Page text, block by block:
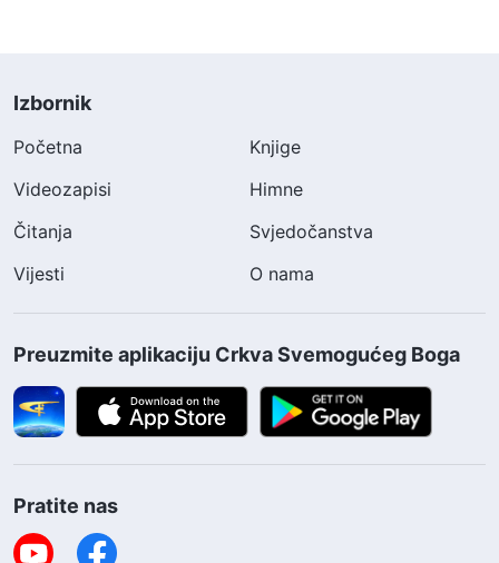
Izbornik
Početna
Knjige
Videozapisi
Himne
Čitanja
Svjedočanstva
Vijesti
O nama
Preuzmite aplikaciju Crkva Svemogućeg Boga
Pratite nas